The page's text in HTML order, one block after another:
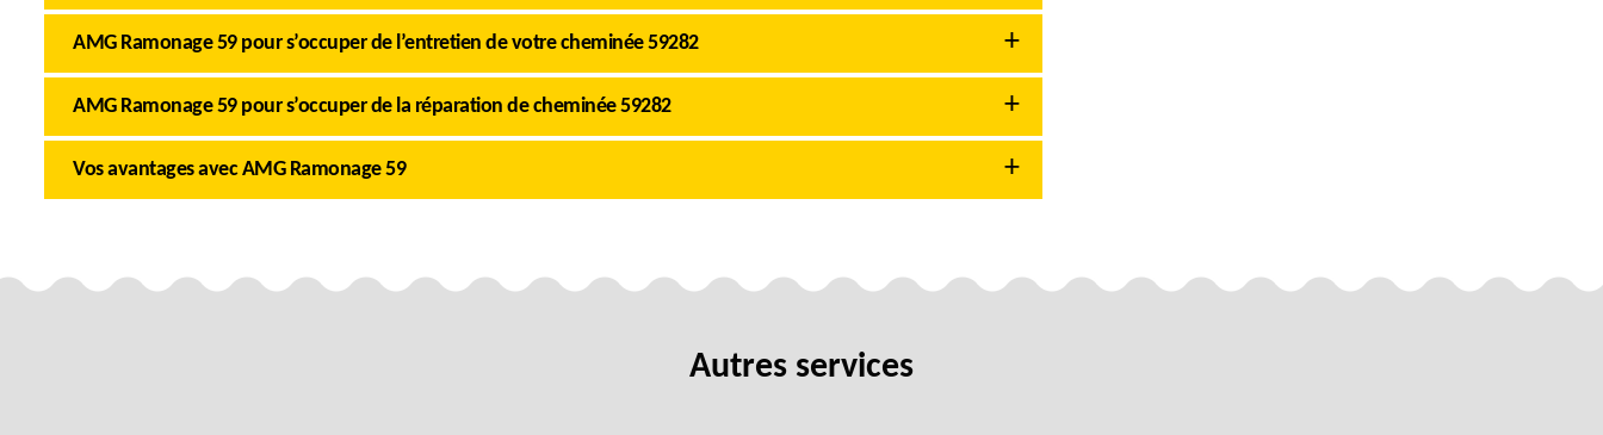
AMG Ramonage 59 pour s’occuper de l’entretien de votre cheminée 59282
AMG Ramonage 59 pour s’occuper de la réparation de cheminée 59282
Vos avantages avec AMG Ramonage 59
Autres services